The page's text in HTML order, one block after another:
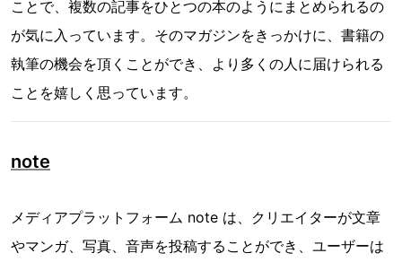
ことで、複数の記事をひとつの本のようにまとめられるの
が気に入っています。そのマガジンをきっかけに、書籍の
執筆の機会を頂くことができ、より多くの人に届けられる
ことを嬉しく思っています。
note
メディアプラットフォーム note は、クリエイターが文章
やマンガ、写真、音声を投稿することができ、ユーザーは